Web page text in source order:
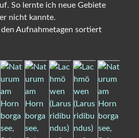
So lernte ich neue Gebiete
nicht kannte.
Aufnahmetagen sortiert